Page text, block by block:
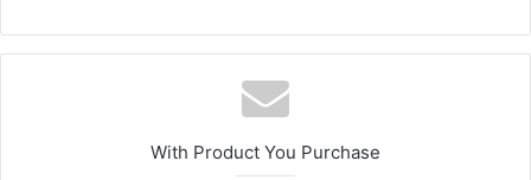
With Product You Purchase